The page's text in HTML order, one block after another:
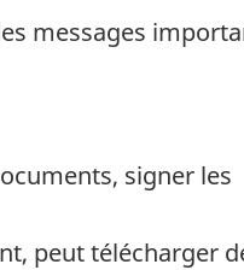
messages
signer les
peut télécharger